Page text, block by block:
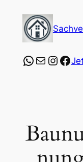
Inhalt
springen
https://
E-Mail